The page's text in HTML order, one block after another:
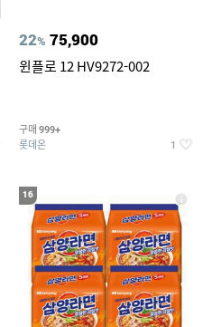
22% 75,900
윈플로 12 HV9272-002
구매 999+
롯데온 1
16